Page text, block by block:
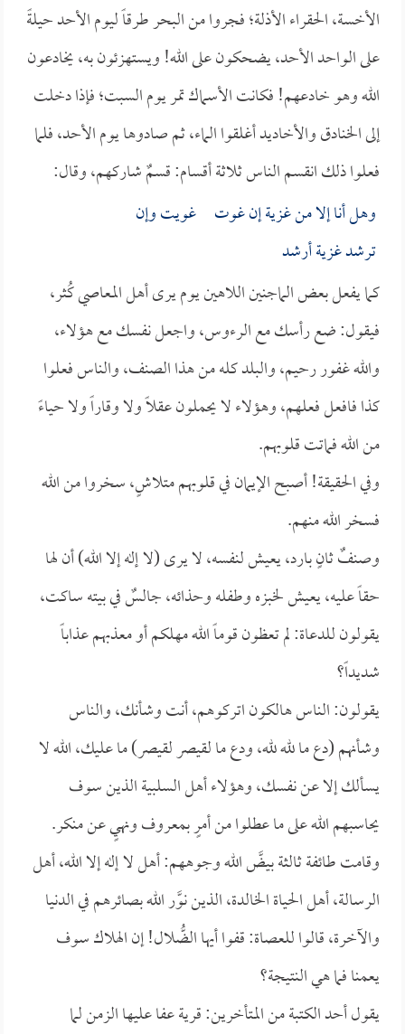
الأخسة، الحقراء الأذلة؛ فجروا من البحر طرقاً ليوم الأحد حيلةً
على الواحد الأحد، يضحكون على الله! ويستهزئون به، يخادعون
الله وهو خادعهم! فكانت الأسماك تمر يوم السبت؛ فإذا دخلت
إلى الخنادق والأخاديد أغلقوا الماء، ثم صادوها يوم الأحد، فلما
فعلوا ذلك انقسم الناس ثلاثة أقسام: قسمٌ شاركهم، وقال:
وهل أنا إلا من غزية إن غوت غويت وإن
ترشد غزية أرشد
كما يفعل بعض الماجنين اللاهين يوم يرى أهل المعاصي كُثر،
فيقول: ضع رأسك مع الرءوس، واجعل نفسك مع هؤلاء،
والله غفور رحيم، والبلد كله من هذا الصنف، والناس فعلوا
كذا فافعل فعلهم، وهؤلاء لا يحملون عقلاً ولا وقاراً ولا حياءً
من الله فماتت قلوبهم.
وفي الحقيقة! أصبح الإيمان في قلوبهم متلاشٍ، سخروا من الله
فسخر الله منهم.
وصنفٌ ثانٍ بارد، يعيش لنفسه، لا يرى (لا إله إلا الله) أن لها
حقاً عليه، يعيش لخبزه وطفله وحذائه، جالسٌ في بيته ساكت،
يقولون للدعاة: لم تعظون قوماً الله مهلكم أو معذبهم عذاباً
شديداً؟
يقولون: الناس هالكون اتركوهم، أنت وشأنك، والناس
وشأنهم (دع ما لله لله، ودع ما لقيصر لقيصر) ما عليك، الله لا
يسألك إلا عن نفسك، وهؤلاء أهل السلبية الذين سوف
يحاسبهم الله على ما عطلوا من أمرٍ بمعروف ونهيٍ عن منكر.
وقامت طائفة ثالثة بيضَّ الله وجوههم: أهل لا إله إلا الله، أهل
الرسالة، أهل الحياة الخالدة، الذين نوَّر الله بصائرهم في الدنيا
والآخرة، قالوا للعصاة: قفوا أيها الضُّلال! إن الهلاك سوف
يعمنا فما هي النتيجة؟
يقول أحد الكتبة من المتأخرين: قرية عفا عليها الزمن لما